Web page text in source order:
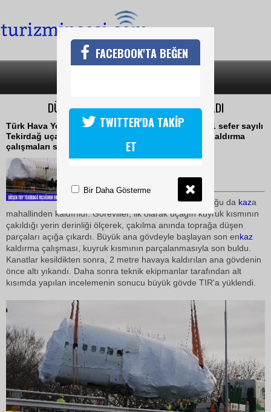
DÜŞEN UÇAK AMSTERDAMDAN KALDIRILDI
Türk Hava Yolları'nın Amsterdam'da düşen TK-1951 sefer sayılı
Tekirdağ uçağının bir haftadır devam eden enkaz kaldırma
çalışmaları sona erdi
Uçağın ana gövdesi ve kuyruğu da kaza
mahallinden kaldırıldı. Görevliler, ilk olarak uçağın kuyruk kısmının
çakıldığı yerin derinliği ölçerek, çakılma anında toprağa düşen
parçaları açığa çıkardı. Büyük ana gövdeyle başlayan son enkaz
kaldırma çalışması, kuyruk kısmının parçalanmasıyla son buldu.
Kanatlar kesildikten sonra, 2 metre havaya kaldırılan ana gövdenin
önce altı yıkandı. Daha sonra teknik ekipmanlar tarafından alt
kısımda yapılan incelemenin sonucu büyük gövde TIR'a yüklendi.
FACEBOOK'TA BEĞEN
TWITTER'DA TAKİP
ET
Bir Daha Gösterme